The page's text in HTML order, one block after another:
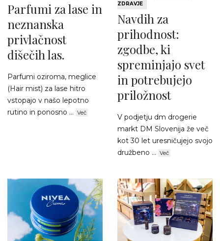
Parfumi za lase in
neznanska
privlačnost
dišečih las.
Parfumi oziroma, meglice
(Hair mist) za lase hitro
vstopajo v našo lepotno
rutino in ponosno ... Več
ZDRAVJE
Navdih za
prihodnost:
zgodbe, ki
spreminjajo svet
in potrebujejo
priložnost
V podjetju dm drogerie
markt DM Slovenija že več
kot 30 let uresničujejo svojo
družbeno ... Več